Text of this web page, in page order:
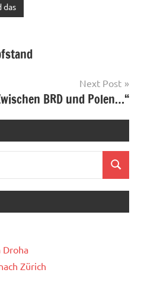
das
Next Post
BRD und Polen…“
Search
Droha
Zürich